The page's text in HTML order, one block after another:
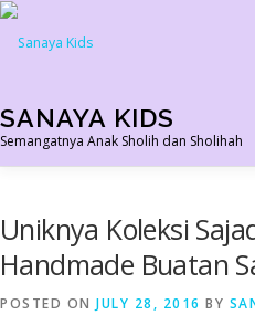
Skip
content
SANAYA KIDS
Semangatnya Anak Sholih dan Sholihah
Uniknya Koleksi
Handmade Buatan
POSTED ON JULY 28, 2016 BY